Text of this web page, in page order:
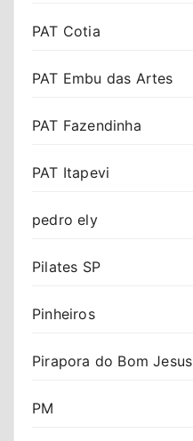
PAT Cotia
PAT Embu das Artes
PAT Fazendinha
PAT Itapevi
pedro ely
Pilates SP
Pinheiros
Pirapora do Bom Jesus
PM